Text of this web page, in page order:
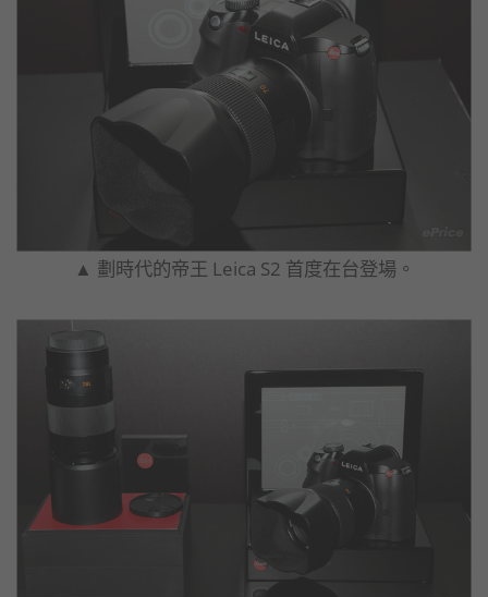
▲ 劃時代的帝王 Leica S2 首度在台登場。